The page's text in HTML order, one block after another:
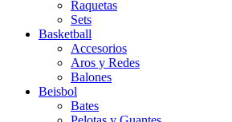
Raquetas
Sets
Basketball
Accesorios
Aros y Redes
Balones
Beisbol
Bates